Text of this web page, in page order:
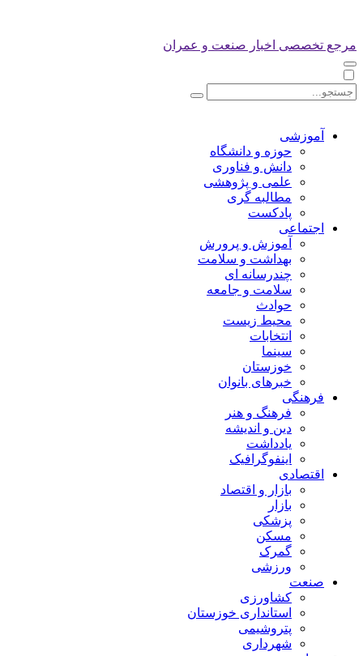
مرجع تخصصی اخبار صنعت و عمران
آموزشی
حوزه و دانشگاه
دانش و فناوری
علمی و پژوهشی
مطالبه گری
پادکست
اجتماعی
آموزش و پرورش
بهداشت و سلامت
چندرسانه ای
سلامت و جامعه
حوادث
محیط زیست
انتخابات
سینما
خوزستان
خبرهای بانوان
فرهنگی
فرهنگ و هنر
دین و اندیشه
یادداشت
اینفوگرافیک
اقتصادی
بازار و اقتصاد
بازار
پزشکی
مسکن
گمرک
ورزشی
صنعت
کشاورزی
استانداری خوزستان
پتروشیمی
شهرداری